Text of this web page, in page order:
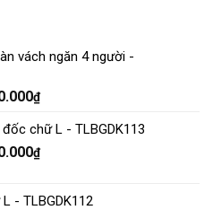
vách ngăn 4 người -
₫
chữ L - TLBGDK113
₫
- TLBGDK112